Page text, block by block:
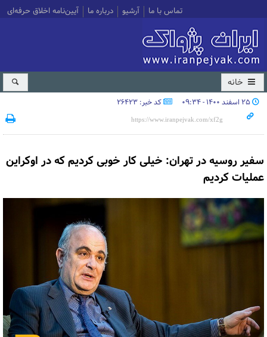
تماس با ما آرشیو درباره ما آیین‌نامه اخلاق حرفه‌ای
خانه
۲۵ اسفند ۱۴۰۰ - ۰۹:۳۴ کد خبر: 26423
سفیر روسیه در تهران: خیلی کار خوبی کردیم که در اوکراین
عملیات کردیم